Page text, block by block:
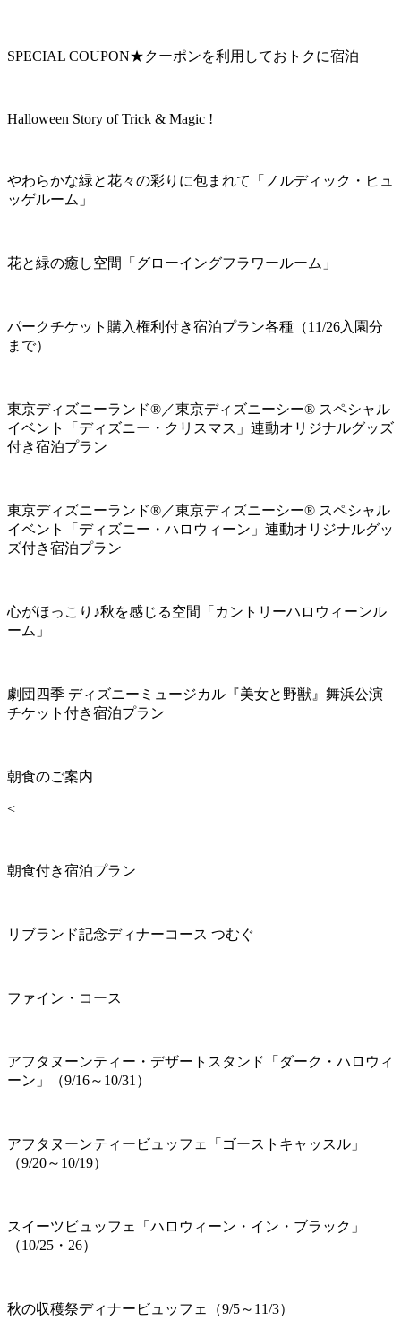
SPECIAL COUPON★クーポンを利用しておトクに宿泊
Halloween Story of Trick & Magic !
やわらかな緑と花々の彩りに包まれて「ノルディック・ヒュ
ッゲルーム」
花と緑の癒し空間「グローイングフラワールーム」
パークチケット購入権利付き宿泊プラン各種（11/26入園分
まで）
東京ディズニーランド®／東京ディズニーシー® スペシャル
イベント「ディズニー・クリスマス」連動オリジナルグッズ
付き宿泊プラン
東京ディズニーランド®／東京ディズニーシー® スペシャル
イベント「ディズニー・ハロウィーン」連動オリジナルグッ
ズ付き宿泊プラン
心がほっこり♪秋を感じる空間「カントリーハロウィーンル
ーム」
劇団四季 ディズニーミュージカル『美女と野獣』舞浜公演
チケット付き宿泊プラン
朝食のご案内
<
朝食付き宿泊プラン
リブランド記念ディナーコース つむぐ
ファイン・コース
アフタヌーンティー・デザートスタンド「ダーク・ハロウィ
ーン」（9/16～10/31）
アフタヌーンティービュッフェ「ゴーストキャッスル」
（9/20～10/19）
スイーツビュッフェ「ハロウィーン・イン・ブラック」
（10/25・26）
秋の収穫祭ディナービュッフェ（9/5～11/3）